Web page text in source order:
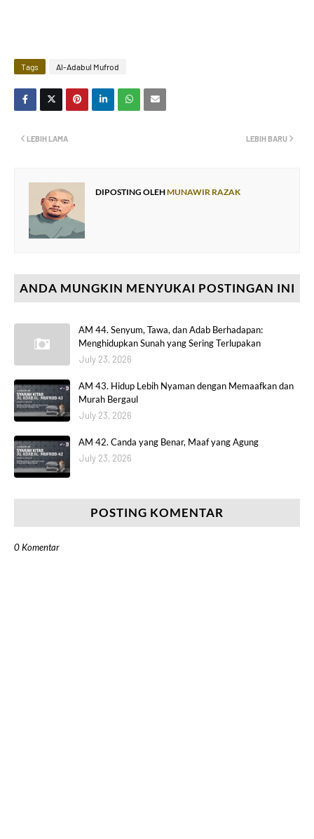
Tags Al-Adabul Mufrod
LEBIH BARU
LEBIH LAMA
DIPOSTING OLEHMUNAWIR RAZAK
ANDA MUNGKIN MENYUKAI POSTINGAN INI
AM 44. Senyum, Tawa, dan Adab Berhadapan:
Menghidupkan Sunah yang Sering Terlupakan
July 23, 2026
AM 43. Hidup Lebih Nyaman dengan Memaafkan dan
Murah Bergaul
July 23, 2026
AM 42. Canda yang Benar, Maaf yang Agung
July 23, 2026
POSTING KOMENTAR
0 Komentar